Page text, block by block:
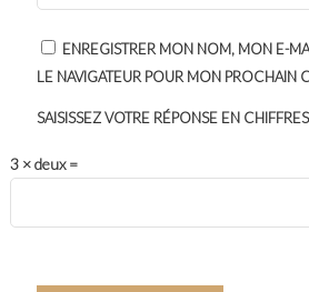
ENREGISTRER MON NOM, MON E-
LE NAVIGATEUR POUR MON PROCHAIN
SAISISSEZ VOTRE RÉPONSE EN CHIFFRES
3 × deux =